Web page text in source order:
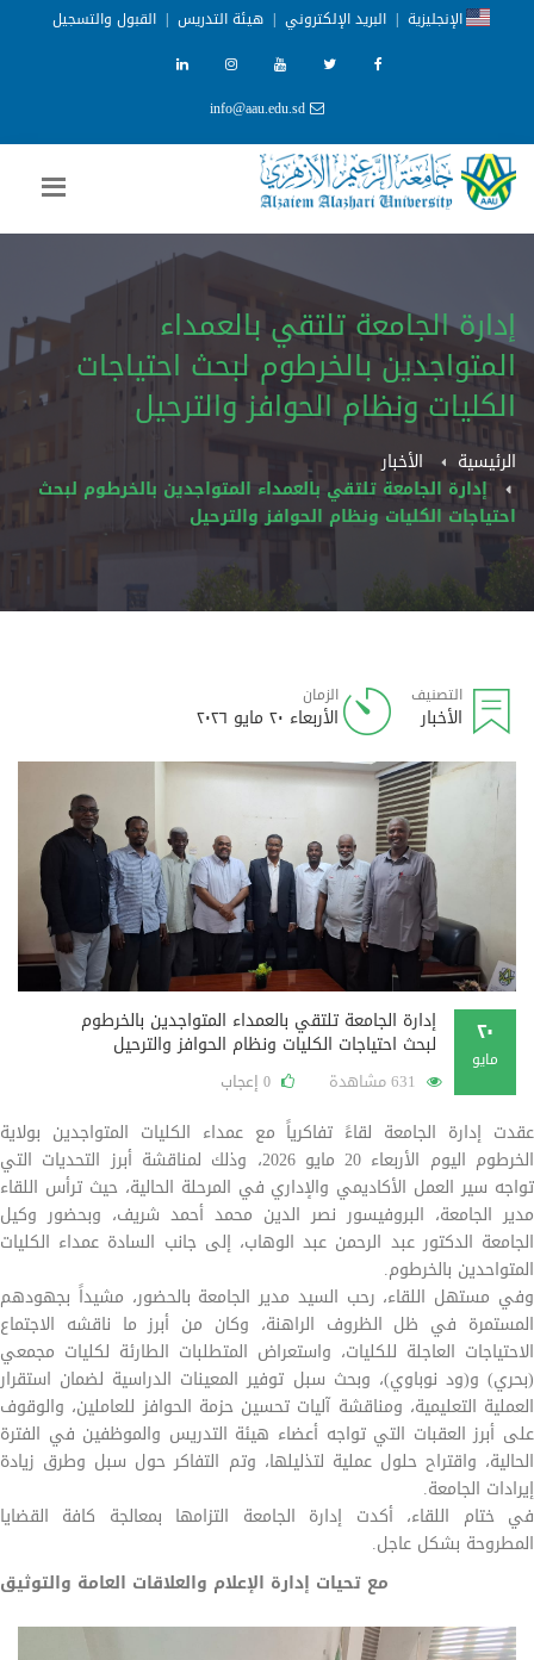
الإنجليزية | البريد الإلكتروني | هيئة التدريس | القبول والتسجيل
info@aau.edu.sd
إدارة الجامعة تلتقي بالعمداء
المتواجدين بالخرطوم لبحث احتياجات
الكليات ونظام الحوافز والترحيل
الرئيسية
الأخبار
إدارة الجامعة تلتقي بالعمداء المتواجدين بالخرطوم لبحث
احتياجات الكليات ونظام الحوافز والترحيل
التصنيف
الأخبار
الزمان
الأربعاء ٢٠ مايو ٢٠٢٦
٢٠
مايو
إدارة الجامعة تلتقي بالعمداء المتواجدين بالخرطوم
لبحث احتياجات الكليات ونظام الحوافز والترحيل
0 إعجاب
عقدت إدارة الجامعة لقاءً تفاكرياً مع عمداء الكليات المتواجدين بولاية
الخرطوم اليوم الأربعاء 20 مايو 2026، وذلك لمناقشة أبرز التحديات التي
تواجه سير العمل الأكاديمي والإداري في المرحلة الحالية، حيث ترأس اللقاء
مدير الجامعة، البروفيسور نصر الدين محمد أحمد شريف، وبحضور وكيل
الجامعة الدكتور عبد الرحمن عبد الوهاب، إلى جانب السادة عمداء الكليات
المتواحدين بالخرطوم.
وفي مستهل اللقاء، رحب السيد مدير الجامعة بالحضور، مشيداً بجهودهم
المستمرة في ظل الظروف الراهنة، وكان من أبرز ما ناقشه الاجتماع
الاحتياجات العاجلة للكليات، واستعراض المتطلبات الطارئة لكليات مجمعي
(بحري) و(ود نوباوي)، وبحث سبل توفير المعينات الدراسية لضمان استقرار
العملية التعليمية، ومناقشة آليات تحسين حزمة الحوافز للعاملين، والوقوف
على أبرز العقبات التي تواجه أعضاء هيئة التدريس والموظفين في الفترة
الحالية، واقتراح حلول عملية لتذليلها، وتم التفاكر حول سبل وطرق زيادة
إيرادات الجامعة.
في ختام اللقاء، أكدت إدارة الجامعة التزامها بمعالجة كافة القضايا
المطروحة بشكل عاجل.
مع تحيات إدارة الإعلام والعلاقات العامة والتوثيق